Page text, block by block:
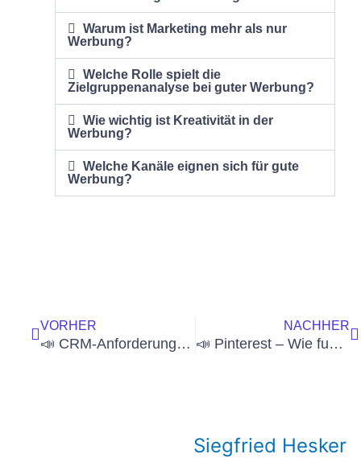
Warum ist Marketing mehr als nur
Werbung?
Welche Rolle spielt die
Zielgruppenanalyse bei guter Werbung?
Wie wichtig ist Kreativität in der
Werbung?
Welche Kanäle eignen sich für gute
Werbung?
VORHER
📣 CRM-Anforderungen Checkliste für die richtige Software Auswahl
NACHHER
📣 Pinterest – Wie funktioniert es? Das sollten Sie wissen
Siegfried Hesker